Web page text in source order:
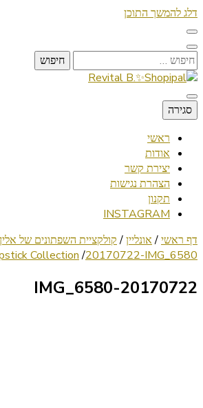
דלג להמשך התוכן
חיפוש:
Revital B.✨Shopipal
Lifestyle ✦ Beauty ✦ Vegan ✦ Travel
סגירה
ראשי
אודות
יצירת קשר
הצהרת נגישות
תקנון
INSTAGRAM
דף ראשי/ אונליין/
Collection /20170722-IMG_6580
20170722-IMG_6580